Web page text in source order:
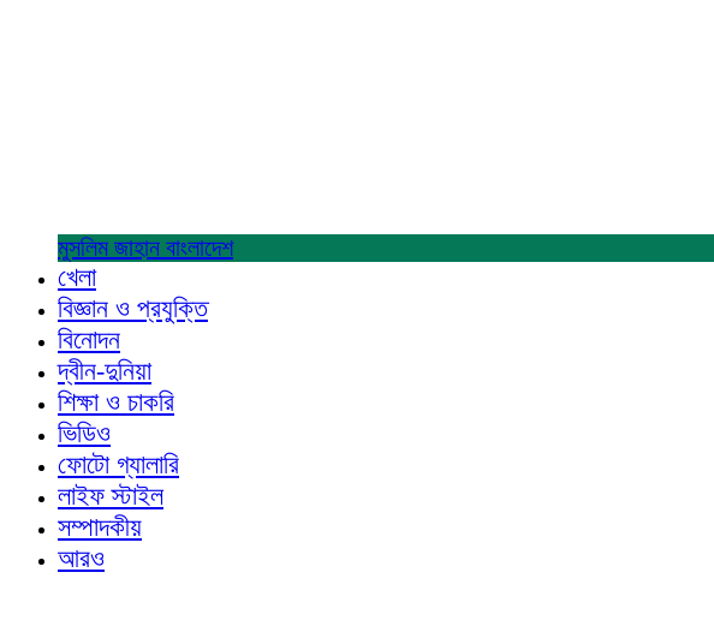
মুসলিম জাহান বাংলাদেশ
খেলা
বিজ্ঞান ও প্রযুক্তি
বিনোদন
দ্বীন-দুনিয়া
শিক্ষা ও চাকরি
ভিডিও
ফোটো গ্যালারি
লাইফ স্টাইল
সম্পাদকীয়
আরও